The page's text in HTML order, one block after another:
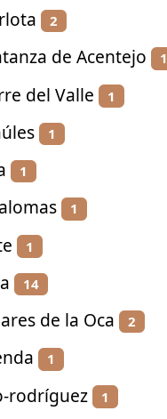
2
de Acentejo 1
del Valle 1
1
1
1
1
14
de la Oca 2
1
rodríguez 1